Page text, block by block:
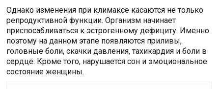
Однако изменения при климаксе касаются не только
репродуктивной функции. Организм начинает
приспосабливаться к эстрогенному дефициту. Именно
поэтому на данном этапе появляются приливы,
головные боли, скачки давления, тахикардия и боли в
сердце. Кроме того, нарушается сон и эмоциональное
состояние женщины.